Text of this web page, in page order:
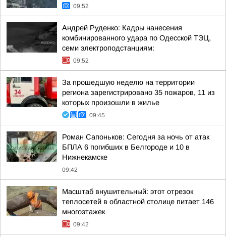
09:52
Андрей Руденко: Кадры нанесения
комбинированного удара по Одесской ТЭЦ,
семи электроподстанциям:
09:52
За прошедшую неделю на территории
региона зарегистрировано 35 пожаров, 11 из
которых произошли в жилье
09:45
Роман Сапоньков: Сегодня за ночь от атак
БПЛА 6 погибших в Белгороде и 10 в
Нижнекамске
09:42
Масштаб внушительный: этот отрезок
теплосетей в областной столице питает 146
многоэтажек
09:42